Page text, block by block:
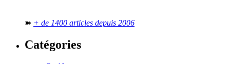
➽ + de 1400 articles depuis 2006
Catégories